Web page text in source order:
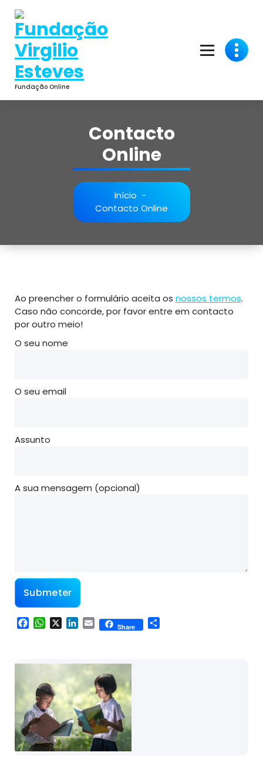
para
conteúdo
Fundação Online
Contacto
Online
Início -
Contacto Online
Ao preencher o formulário aceita os nossos termos.
Caso não concorde, por favor entre em contacto
por outro meio!
O seu nome
O seu email
Assunto
A sua mensagem (opcional)
Facebook
WhatsApp
X LinkedIn
EmailShare